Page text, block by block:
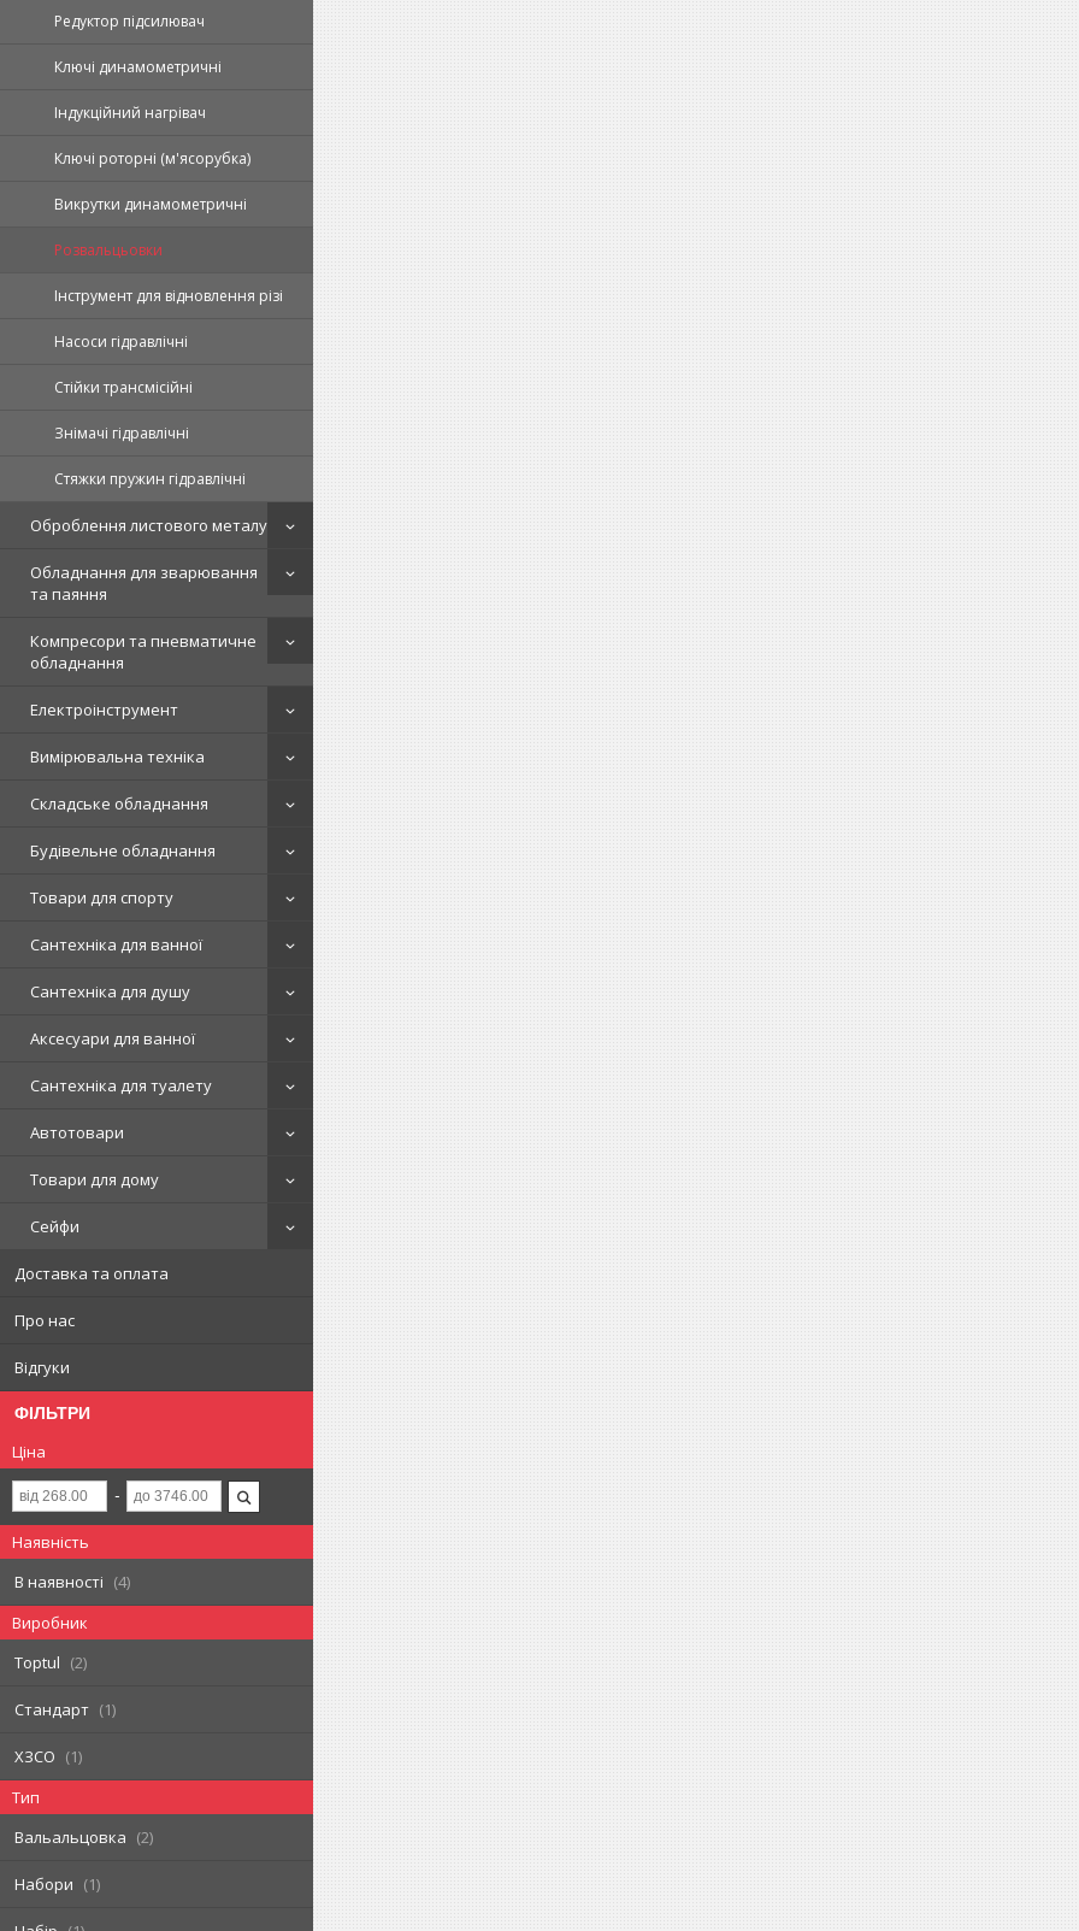
Редуктор підсилювач
Ключі динамометричні
Індукційний нагрівач
Ключі роторні (м'ясорубка)
Викрутки динамометричні
Розвальцьовки
Інструмент для відновлення різі
Насоси гідравлічні
Стійки трансмісійні
Знімачі гідравлічні
Стяжки пружин гідравлічні
Оброблення листового металу
Обладнання для зварювання
та паяння
Компресори та пневматичне
обладнання
Електроінструмент
Вимірювальна техніка
Складське обладнання
Будівельне обладнання
Товари для спорту
Сантехніка для ванної
Сантехніка для душу
Аксесуари для ванної
Сантехніка для туалету
Автотовари
Товари для дому
Сейфи
Доставка та оплата
Про нас
Відгуки
ФІЛЬТРИ
Ціна
Наявність
В наявності
4
Виробник
Toptul
2
Стандарт 1
ХЗСО
1
Тип
Вальальцовка
2
Набори 1